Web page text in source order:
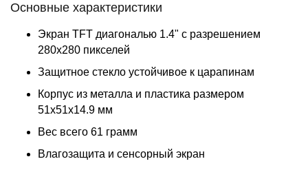
Основные характеристики
Экран TFT диагональю 1.4" с разрешением
280x280 пикселей
Защитное стекло устойчивое к царапинам
Корпус из металла и пластика размером
51x51x14.9 мм
Вес всего 61 грамм
Влагозащита и сенсорный экран